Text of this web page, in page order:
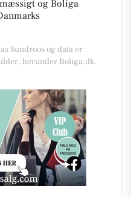
og Boliga
Sundroos og data er
herunder Boliga.dk.